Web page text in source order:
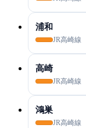
浦和
JR高崎線
高崎
JR高崎線
鴻巣
JR高崎線